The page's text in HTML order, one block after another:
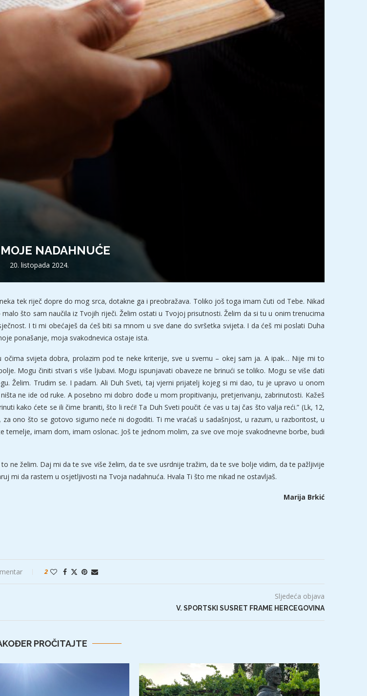
NADAHNUĆE
20. listopada 2024.
tek riječ dopre do mog srca, dotakne ga i preobražava. Toliko još toga imam čuti od Tebe. Nikad
što sam naučila iz Tvojih riječi. Želim ostati u Tvojoj prisutnosti. Želim da si tu u onim trenucima
I ti mi obećaješ da ćeš biti sa mnom u sve dane do svršetka svijeta. I da ćeš mi poslati Duha
ponašanje, moja svakodnevica ostaje ista.
svijeta dobra, prolazim pod te neke kriterije, sve u svemu – okej sam ja. A ipak… Nije mi to
Mogu činiti stvari s više ljubavi. Mogu ispunjavati obaveze ne brinući se toliko. Mogu se više dati
Želim. Trudim se. I padam. Ali Duh Sveti, taj vjerni prijatelj kojeg si mi dao, tu je upravo u onom
ne ide od ruke. A posebno mi dobro dođe u mom propitivanju, pretjerivanju, zabrinutosti. Kažeš
kako ćete se ili čime braniti, što li reći! Ta Duh Sveti poučit će vas u taj čas što valja reći.” (Lk, 12,
ono što se gotovo sigurno neće ni dogoditi. Ti me vraćaš u sadašnjost, u razum, u razboritost, u
imam dom, imam oslonac. Još te jednom molim, za sve ove moje svakodnevne borbe, budi
ne želim. Daj mi da te sve više želim, da te sve usrdnije tražim, da te sve bolje vidim, da te pažljivije
mi da rastem u osjetljivosti na Tvoja nadahnuća. Hvala Ti što me nikad ne ostavljaš.
Marija Brkić
2
Sljedeća objava
V. SPORTSKI SUSRET FRAME HERCEGOVINA
PROČITAJTE